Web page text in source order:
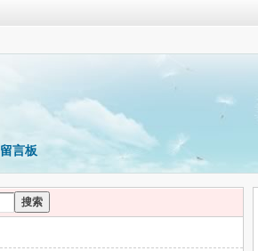
留言板
搜索